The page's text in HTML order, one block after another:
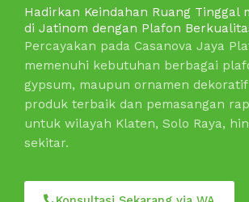
Hadirkan Keindahan Ruang Tinggal
di Jatinom dengan Plafon
Percayakan pada Casanova Jaya
memenuhi kebutuhan berbagai
gypsum, maupun ornamen
produk terbaik dan pemasangan
untuk wilayah Klaten, Solo Raya,
sekitar.